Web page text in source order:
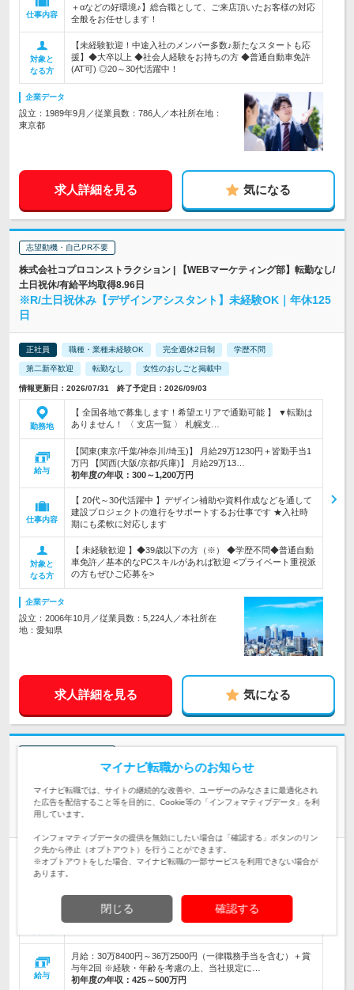
仕事内容
＋αなどの好環境♪】総合職として、ご来店頂いたお客様の対応
全般をお任せします！
対象と
なる方
【未経験歓迎！中途入社のメンバー多数♪新たなスタートも応
援】◆大卒以上 ◆社会人経験をお持ちの方 ◆普通自動車免許
(AT可) ◎20～30代活躍中！
企業データ
設立：1989年9月／従業員数：786人／本社所在地：
東京都
求人詳細を見る 気になる
志望動機・自己PR不要
株式会社コプロコンストラクション | 【WEBマーケティング部】転勤なし/
土日祝休/有給平均取得8.96日
※R/土日祝休み【デザインアシスタント】未経験OK｜年休125
日
正社員 職種・業種未経験OK 完全週休2日制 学歴不問
第二新卒歓迎 転勤なし 女性のおしごと掲載中
情報更新日：2026/07/31 終了予定日：2026/09/03
勤務地
【 全国各地で募集します！希望エリアで通勤可能 】 ▼転勤は
ありません！ 〈 支店一覧 〉 札幌支…
給与
【関東(東京/千葉/神奈川/埼玉)】 月給29万1230円＋皆勤手当1
万円 【関西(大阪/京都/兵庫)】 月給29万13…
初年度の年収： 300～1,200万円
仕事内容
【 20代～30代活躍中 】デザイン補助や資料作成などを通して
建設プロジェクトの進行をサポートするお仕事です ★入社時
期にも柔軟に対応します
対象と
なる方
【 未経験歓迎 】◆39歳以下の方（※） ◆学歴不問◆普通自動
車免許／基本的なPCスキルがあれば歓迎 <プライベート重視派
の方もぜひご応募を>
企業データ
設立：2006年10月／従業員数：5,224人／本社所在
地：愛知県
求人詳細を見る 気になる
株式会社LITALICO | ★東証プライム上場 ★年休120日 ★残業少 ★月給30
万8400円～
地域密着で障害者の就職をサポート【就労支援】※センター長
候補
正社員 職種・業種未経験OK 上場 完全週休2日制
第二新卒歓迎
【転勤なし！全国各地で募集中】 ◆各拠点最寄駅から徒歩5～
給与
月給：30万8400円～36万2500円（一律職務手当を含む）＋賞
与年2回 ※経験・年齢を考慮の上、当社規定に…
初年度の年収： 425～500万円
マイナビ転職からのお知らせ
マイナビ転職では、サイトの継続的な改善や、ユーザーのみなさまに最適化され
た広告を配信すること等を目的に、Cookie等の「インフォマティブデータ」を利
用しています。
インフォマティブデータの提供を無効にしたい場合は「確認する」ボタンのリン
ク先から停止（オプトアウト）を行うことができます。
※オプトアウトをした場合、マイナビ転職の一部サービスを利用できない場合が
あります。
閉じる 確認する